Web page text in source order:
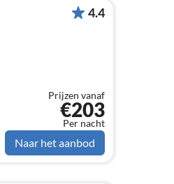
4.4
Prijzen vanaf
€203
Per nacht
Naar het aanbod